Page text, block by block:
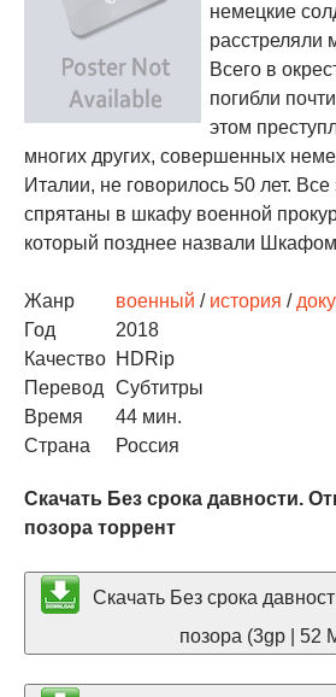
немецкие
расстреляли
Всего в
погибли
этом
многих других, совершенных
Италии, не говорилось 50 лет.
спрятаны в шкафу военной
который позднее назвали
Жанр военный / история /
Год
2018
Качество HDRip
Перевод
Субтитры
Время
44 мин.
Страна
Россия
Скачать Без срока давности.
позора торрент
Скачать Без срока
позора (3gp | 52